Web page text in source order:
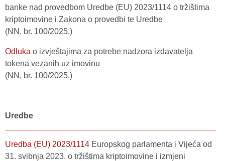
banke nad provedbom Uredbe (EU) 2023/1114 o tržištima
kriptoimovine i Zakona o provedbi te Uredbe
(NN, br. 100/2025.)
Odluka o izvještajima za potrebe nadzora izdavatelja
tokena vezanih uz imovinu
(NN, br. 100/2025.)
Uredbe
Uredba (EU) 2023/1114 Europskog parlamenta i Vijeća od
31. svibnja 2023. o tržištima kriptoimovine i izmjeni